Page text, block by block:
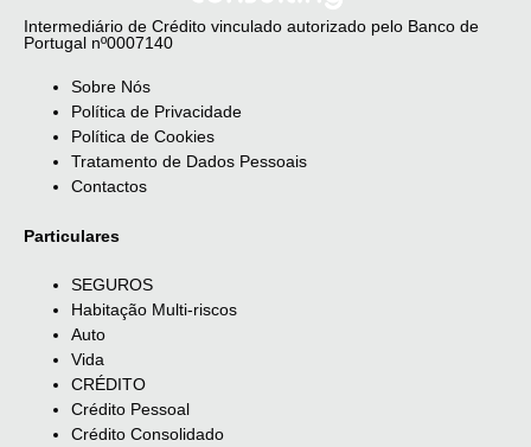
Intermediário de Crédito vinculado autorizado pelo Banco de
Portugal nº0007140
Sobre Nós
Política de Privacidade
Política de Cookies
Tratamento de Dados Pessoais
Contactos
Particulares
SEGUROS
Habitação Multi-riscos
Auto
Vida
CRÉDITO
Crédito Pessoal
Crédito Consolidado